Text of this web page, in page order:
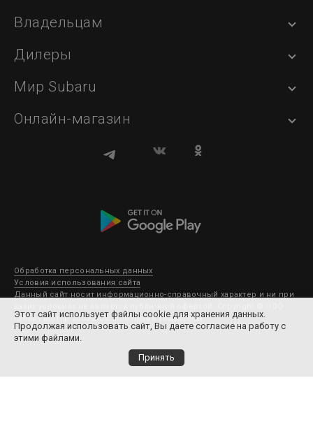
Владельцам
Дилеры
Мир Subaru
Онлайн-магазин
Обработка персональных данных
Условия использования сайта
Данный сайт носит информационно-справочный характер и ни при
Субару Мотор 2003-2026. Все права защищены.
Этот сайт использует файлы cookie для хранения данных.
Продолжая использовать сайт, Вы даете согласие на работу с
этими файлами.
Принять